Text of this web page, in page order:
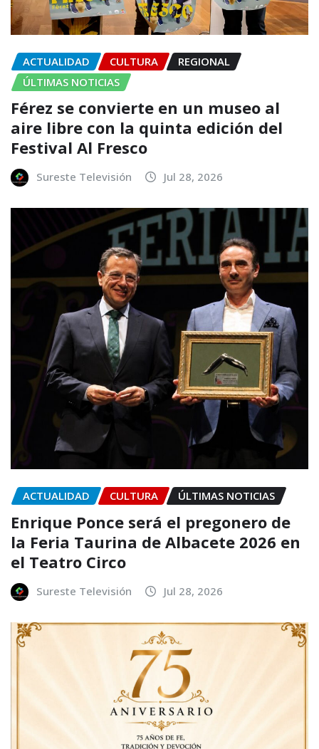
ACTUALIDAD CULTURA
REGIONAL
ÚLTIMAS NOTICIAS
Férez se convierte en un museo al
aire libre con la quinta edición del
Festival Al Fresco
Sureste Televisión Jul 28, 2026
ACTUALIDAD CULTURA ÚLTIMAS NOTICIAS
Enrique Ponce será el pregonero de
la Feria Taurina de Albacete 2026 en
el Teatro Circo
Sureste Televisión Jul 28, 2026